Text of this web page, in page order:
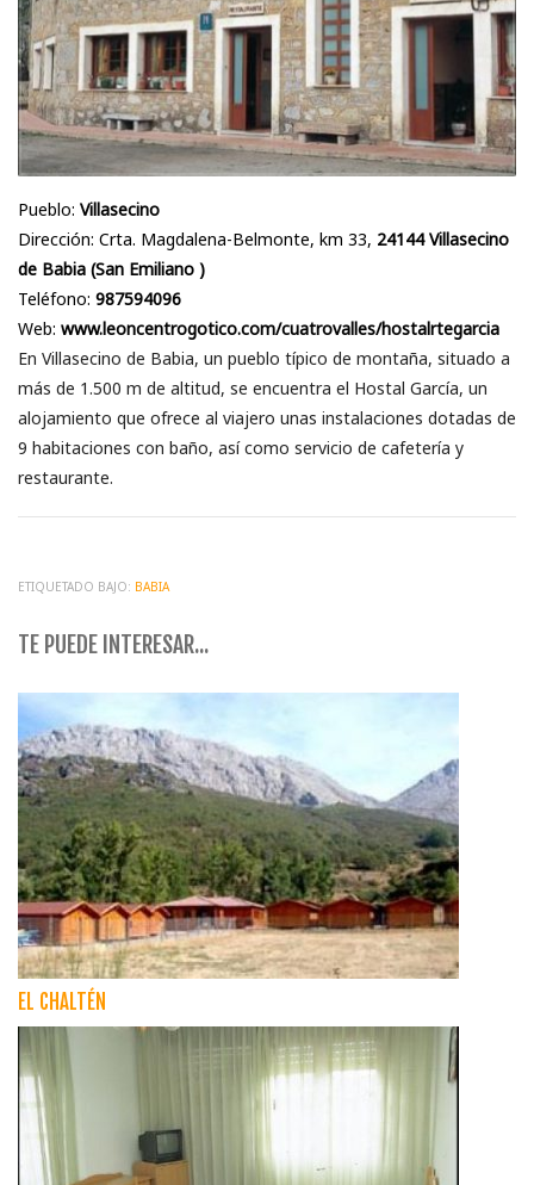
Pueblo: Villasecino
Dirección: Crta. Magdalena-Belmonte, km 33, 24144 Villasecino
de Babia (San Emiliano )
Teléfono: 987594096
Web: www.leoncentrogotico.com/cuatrovalles/hostalrtegarcia
En Villasecino de Babia, un pueblo típico de montaña, situado a
más de 1.500 m de altitud, se encuentra el Hostal García, un
alojamiento que ofrece al viajero unas instalaciones dotadas de
9 habitaciones con baño, así como servicio de cafetería y
restaurante.
ETIQUETADO BAJO: BABIA
TE PUEDE INTERESAR...
EL CHALTÉN